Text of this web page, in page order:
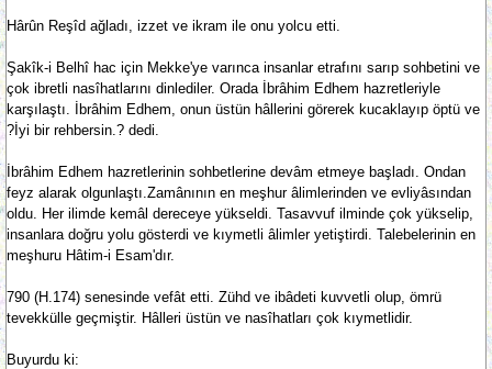
Hârûn Reşîd ağladı, izzet ve ikram ile onu yolcu etti.
Şakîk-i Belhî hac için Mekke'ye varınca insanlar etrafını sarıp sohbetini ve
çok ibretli nasîhatlarını dinlediler. Orada İbrâhim Edhem hazretleriyle
karşılaştı. İbrâhim Edhem, onun üstün hâllerini görerek kucaklayıp öptü ve
?İyi bir rehbersin.? dedi.
İbrâhim Edhem hazretlerinin sohbetlerine devâm etmeye başladı. Ondan
feyz alarak olgunlaştı.Zamânının en meşhur âlimlerinden ve evliyâsından
oldu. Her ilimde kemâl dereceye yükseldi. Tasavvuf ilminde çok yükselip,
insanlara doğru yolu gösterdi ve kıymetli âlimler yetiştirdi. Talebelerinin en
meşhuru Hâtim-i Esam'dır.
790 (H.174) senesinde vefât etti. Zühd ve ibâdeti kuvvetli olup, ömrü
tevekkülle geçmiştir. Hâlleri üstün ve nasîhatları çok kıymetlidir.
Buyurdu ki: